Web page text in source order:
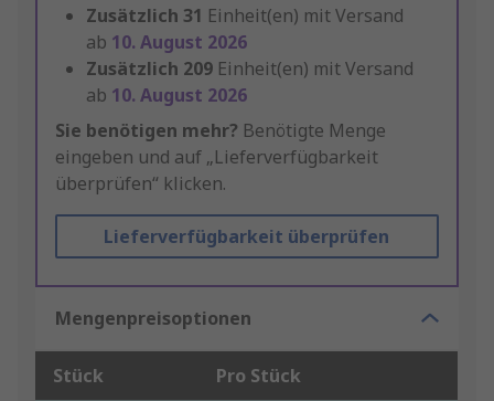
Zusätzlich 31 Einheit(en) mit Versand
ab 10. August 2026
Zusätzlich 209 Einheit(en) mit Versand
ab 10. August 2026
Sie benötigen mehr? Benötigte Menge
eingeben und auf „Lieferverfügbarkeit
überprüfen“ klicken.
Lieferverfügbarkeit überprüfen
Mengenpreisoptionen
Stück Pro Stück